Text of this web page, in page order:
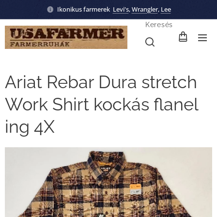
Ikonikus farmerek Levi's,Wrangler, Lee
Keresés
Ariat Rebar Dura stretch
Work Shirt kockás flanel
ing 4X